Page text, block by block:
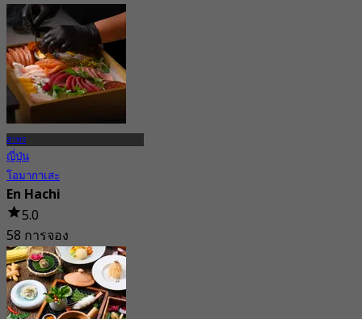
จาก ฿ 359
สาทร
ญี่ปุ่น
โอมากาเสะ
En Hachi
5.0
58 การจอง
จาก฿ 1,990